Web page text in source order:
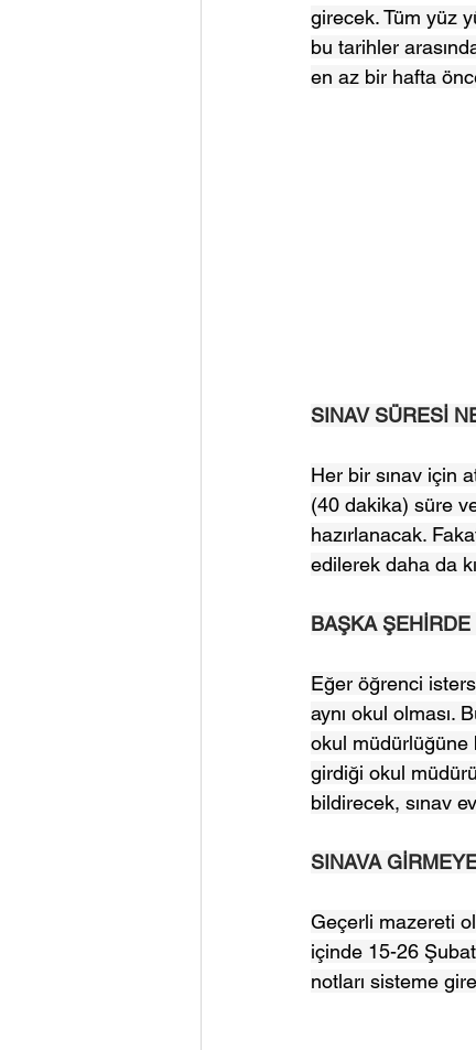
girecek. Tüm yüz
bu tarihler
en az bir hafta
SINAV SÜRESİ
Her bir sınav için
(40 dakika) süre
hazırlanacak.
edilerek daha da
BAŞKA
Eğer öğrenci
aynı okul olması.
okul müdürlüğüne
girdiği okul
bildirecek, sınav
SINAVA
Geçerli mazereti
içinde 15-26
notları sisteme